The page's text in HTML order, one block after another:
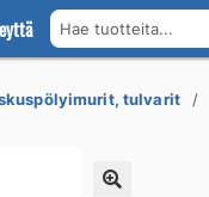
Hae tuotteita...
tulvarit